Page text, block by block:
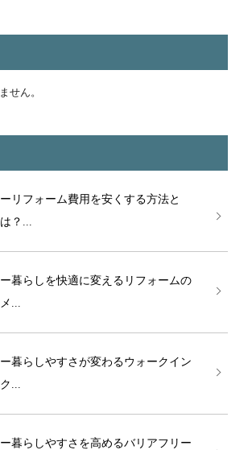
せん。
ーリフォーム費用を安くする方法と
は？...
ー暮らしを快適に変えるリフォームの
メ...
ー暮らしやすさが変わるウォークイン
ク...
ー暮らしやすさを高めるバリアフリー